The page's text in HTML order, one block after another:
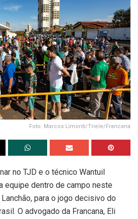
Foto: Marcos Limonti/Triele/Francana
no TJD e o técnico Wantuil
equipe dentro de campo neste
para o jogo decisivo do
O advogado da Francana, Eli